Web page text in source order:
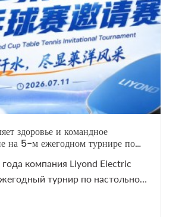
здоровье и командное
на 5-м ежегодном турнире по
компания Liyond Electric
турнир по настольному
здоровья. Смотрите